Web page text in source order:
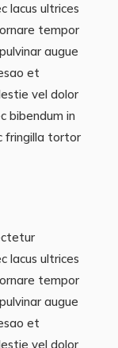
lacus ultrices
tempor
augue
et
vel dolor
bibendum in
fringilla tortor
lacus ultrices
tempor
augue
et
vel dolor